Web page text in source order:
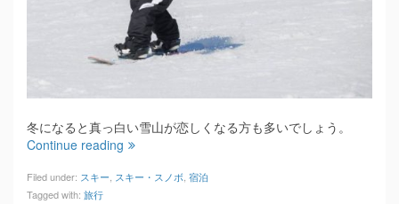
冬になると真っ白い雪山が恋しくなる方も多いでしょう。
Continue reading
Filed under: スキー スキー・スノボ 宿泊
Tagged with: 旅行